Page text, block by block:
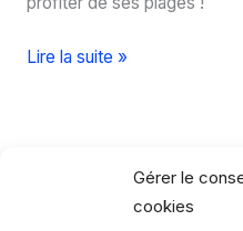
Gérer le
cookies
La
Lire la suite »